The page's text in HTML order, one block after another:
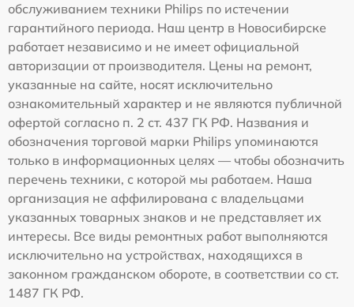
обслуживанием техники Philips по истечении
гарантийного периода. Наш центр в Новосибирске
работает независимо и не имеет официальной
авторизации от производителя. Цены на ремонт,
указанные на сайте, носят исключительно
ознакомительный характер и не являются публичной
офертой согласно п. 2 ст. 437 ГК РФ. Названия и
обозначения торговой марки Philips упоминаются
только в информационных целях — чтобы обозначить
перечень техники, с которой мы работаем. Наша
организация не аффилирована с владельцами
указанных товарных знаков и не представляет их
интересы. Все виды ремонтных работ выполняются
исключительно на устройствах, находящихся в
законном гражданском обороте, в соответствии со ст.
1487 ГК РФ.